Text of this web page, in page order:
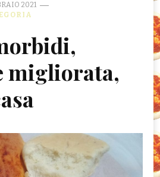
2021
migliorata,